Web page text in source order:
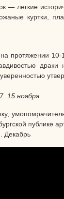
легкие
куртки,
протяжении
15 ноября
публике
Декабрь